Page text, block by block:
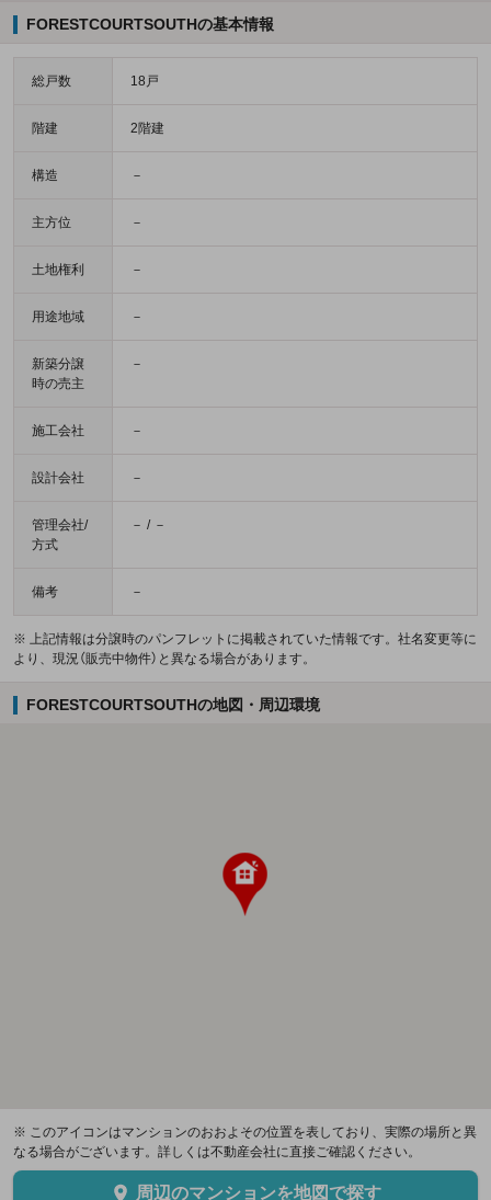
FORESTCOURTSOUTHの基本情報
総戸数 18戸
階建 2階建
構造 －
主方位 －
土地権利 －
用途地域 －
新築分譲
時の売主
－
施工会社 －
設計会社 －
管理会社/
方式
－ / －
備考 －
※ 上記情報は分譲時のパンフレットに掲載されていた情報です。社名変更等に
より、現況（販売中物件）と異なる場合があります。
FORESTCOURTSOUTHの地図・周辺環境
※ このアイコンはマンションのおおよその位置を表しており、実際の場所と異
なる場合がございます。詳しくは不動産会社に直接ご確認ください。
周辺のマンションを地図で探す